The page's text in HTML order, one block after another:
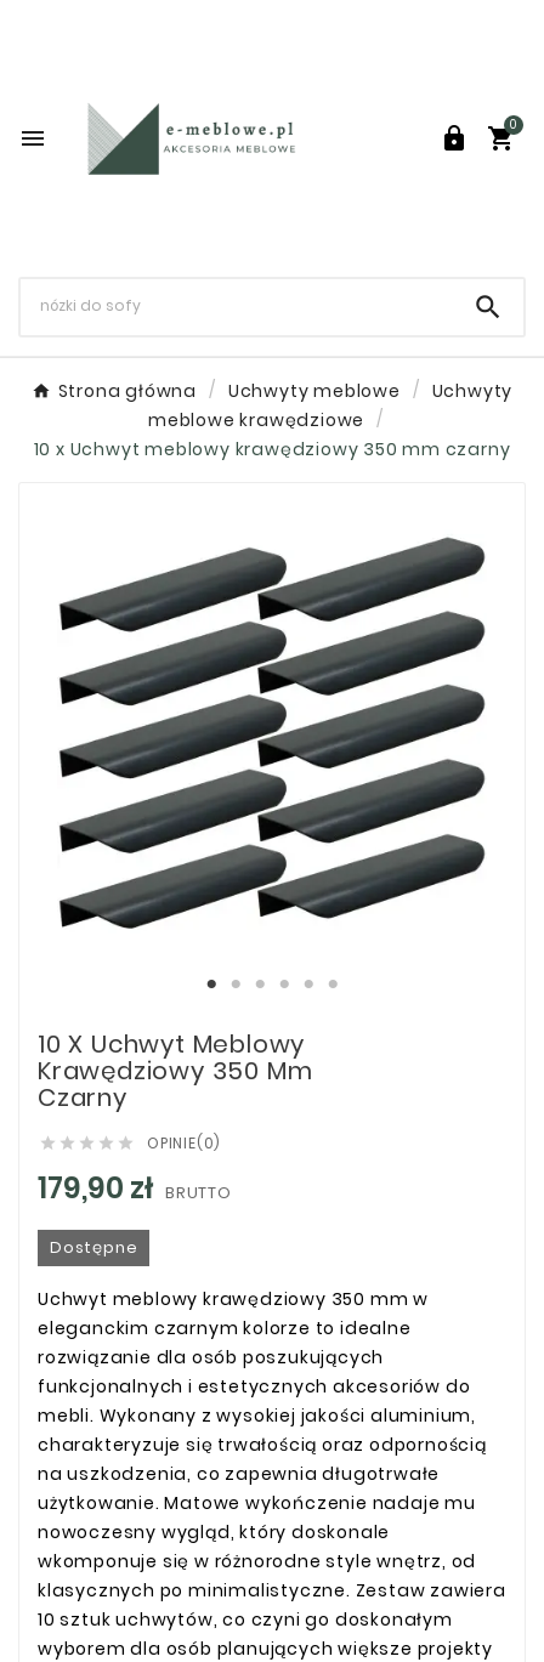
  
0

Strona główna Uchwyty meblowe
Uchwyty
meblowe krawędziowe
10 x Uchwyt meblowy krawędziowy 350 mm czarny
10 X Uchwyt Meblowy
Krawędziowy 350 Mm
Czarny
     OPINIE(0)
179,90 zł BRUTTO
Dostępne
Uchwyt meblowy krawędziowy 350 mm w
eleganckim czarnym kolorze to idealne
rozwiązanie dla osób poszukujących
funkcjonalnych i estetycznych akcesoriów do
mebli. Wykonany z wysokiej jakości aluminium,
charakteryzuje się trwałością oraz odpornością
na uszkodzenia, co zapewnia długotrwałe
użytkowanie. Matowe wykończenie nadaje mu
nowoczesny wygląd, który doskonale
wkomponuje się w różnorodne style wnętrz, od
klasycznych po minimalistyczne. Zestaw zawiera
10 sztuk uchwytów, co czyni go doskonałym
wyborem dla osób planujących większe projekty